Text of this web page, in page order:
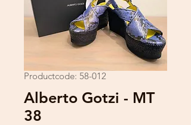
Productcode: 58-012
Alberto Gotzi - MT
38